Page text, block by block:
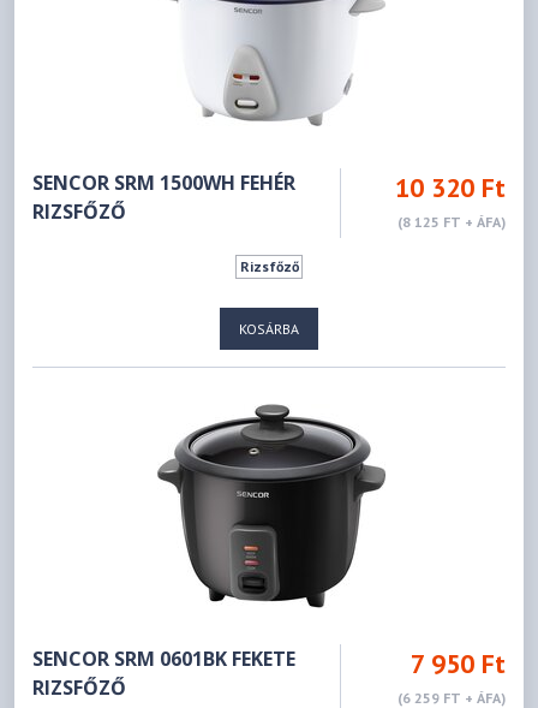
SENCOR SRM 1500WH FEHÉR
RIZSFŐZŐ
10 320 Ft
(8 125 FT + ÁFA)
Rizsfőző
KOSÁRBA
SENCOR SRM 0601BK FEKETE
RIZSFŐZŐ
7 950 Ft
(6 259 FT + ÁFA)